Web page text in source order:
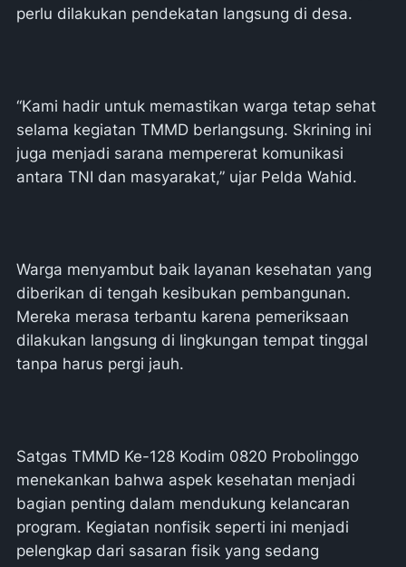
perlu dilakukan pendekatan langsung di desa.
“Kami hadir untuk memastikan warga tetap sehat
selama kegiatan TMMD berlangsung. Skrining ini
juga menjadi sarana mempererat komunikasi
antara TNI dan masyarakat,” ujar Pelda Wahid.
Warga menyambut baik layanan kesehatan yang
diberikan di tengah kesibukan pembangunan.
Mereka merasa terbantu karena pemeriksaan
dilakukan langsung di lingkungan tempat tinggal
tanpa harus pergi jauh.
Satgas TMMD Ke-128 Kodim 0820 Probolinggo
menekankan bahwa aspek kesehatan menjadi
bagian penting dalam mendukung kelancaran
program. Kegiatan nonfisik seperti ini menjadi
pelengkap dari sasaran fisik yang sedang